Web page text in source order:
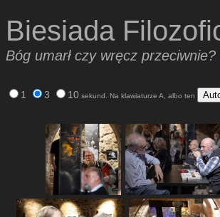
Biesiada
Bóg umarł czy wręcz przeciwnie?
1 3 10 sekund. Na klawiaturze A, albo ten